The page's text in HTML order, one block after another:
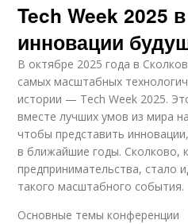
Tech Week 2025
инновации
В октябре 2025 года в
самых масштабных
истории — Tech Week 2025.
вместе лучших умов из мира
чтобы представить
в ближайшие годы. Сколково,
предпринимательства, стало
такого масштабного события.
Основные темы конференции